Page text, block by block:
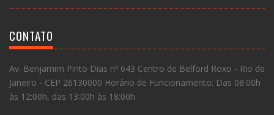
CONTATO
Av. Benjamim Pinto Dias nº 643 Centro de Belford Roxo - Rio de
Janeiro - CEP 26130000 Horário de Funcionamento: Das 08:00h
às 12:00h, das 13:00h às 18:00h